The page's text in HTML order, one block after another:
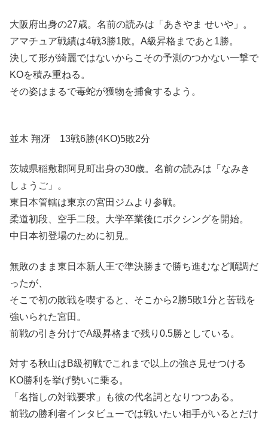
大阪府出身の27歳。名前の読みは「あきやま せいや」。
アマチュア戦績は4戦3勝1敗。A級昇格まであと1勝。
決して形が綺麗ではないからこその予測のつかない一撃で
KOを積み重ねる。
その姿はまるで毒蛇が獲物を捕食するよう。
並木 翔冴 13戦6勝(4KO)5敗2分
茨城県稲敷郡阿見町出身の30歳。名前の読みは「なみき
しょうご」。
東日本管轄は東京の宮田ジムより参戦。
柔道初段、空手二段。大学卒業後にボクシングを開始。
中日本初登場のために初見。
無敗のまま東日本新人王で準決勝まで勝ち進むなど順調だ
ったが、
そこで初の敗戦を喫すると、そこから2勝5敗1分と苦戦を
強いられた宮田。
前戦の引き分けでA級昇格まで残り0.5勝としている。
対する秋山はB級初戦でこれまで以上の強さ見せつける
KO勝利を挙げ勢いに乗る。
「名指しの対戦要求」も彼の代名詞となりつつある。
前戦の勝利者インタビューでは戦いたい相手がいるとだけ